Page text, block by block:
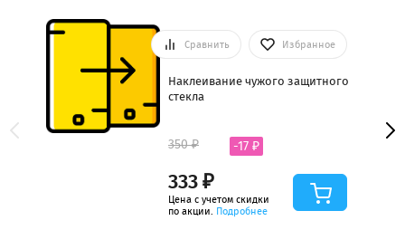
Сравнить Избранное
Наклеивание чужого защитного
стекла
333 ₽
350 ₽ -17 ₽
Цена с учетом скидки
по акции. Подробнее